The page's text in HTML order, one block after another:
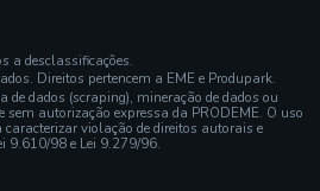
a desclassificações.
Direitos pertencem a EME e Produpark.
dados (scraping), mineração de dados ou
sem autorização expressa da PRODEME. O uso
violação de direitos autorais e
9.610/98 e Lei 9.279/96.